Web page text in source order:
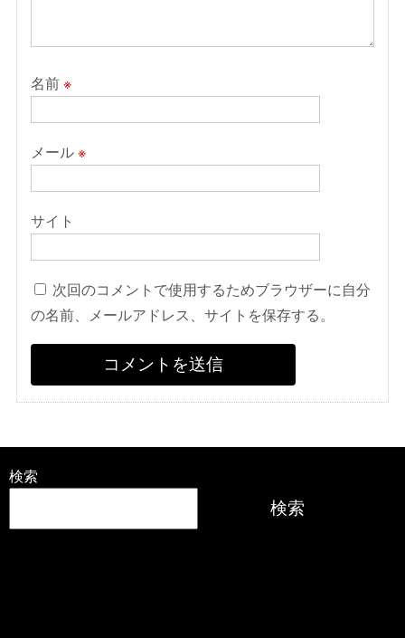
名前※
メール※
サイト
次回のコメントで使用するためブラウザーに自分
の名前、メールアドレス、サイトを保存する。
検索
検索